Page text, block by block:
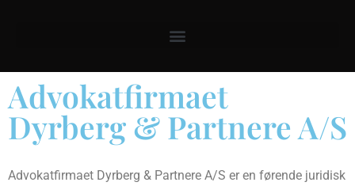
Advokatfirmaet
Dyrberg & Partnere A/S
Advokatfirmaet Dyrberg & Partnere A/S er en førende juridisk